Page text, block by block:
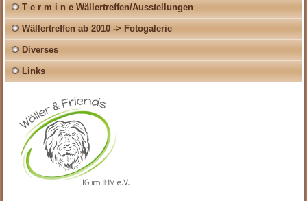
T e r m i n e Wällertreffen/Ausstellungen
Wällertreffen ab 2010 -> Fotogalerie
Diverses
Links